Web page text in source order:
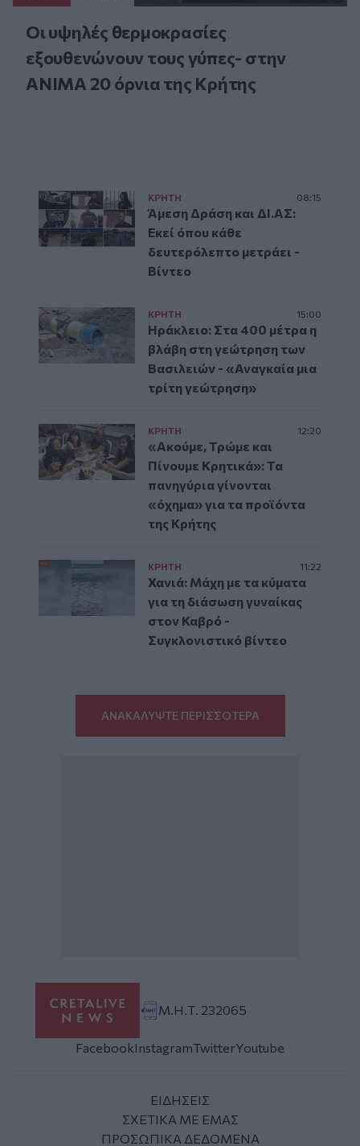
Οι υψηλές θερμοκρασίες
εξουθενώνουν τους γύπες- στην
ΑΝΙΜΑ 20 όρνια της Κρήτης
ΚΡΗΤΗ 08:15
Άμεση Δράση και ΔΙ.ΑΣ:
Εκεί όπου κάθε
δευτερόλεπτο μετράει -
Βίντεο
ΚΡΗΤΗ 15:00
Ηράκλειο: Στα 400 μέτρα η
βλάβη στη γεώτρηση των
Βασιλειών - «Αναγκαία μια
τρίτη γεώτρηση»
ΚΡΗΤΗ 12:20
«Ακούμε, Τρώμε και
Πίνουμε Κρητικά»: Τα
πανηγύρια γίνονται
«όχημα» για τα προϊόντα
της Κρήτης
ΚΡΗΤΗ 11:22
Χανιά: Μάχη με τα κύματα
για τη διάσωση γυναίκας
στον Καβρό -
Συγκλονιστικό βίντεο
ΑΝΑΚΑΛΥΨΤΕ ΠΕΡΙΣΣΟΤΕΡΑ
Μ.Η.Τ. 232065
FacebookInstagramTwitterYoutube
ΕΙΔΗΣΕΙΣ
ΣΧΕΤΙΚΑ ΜΕ ΕΜΑΣ
ΠΡΟΣΩΠΙΚΑ ΔΕΔΟΜΕΝΑ